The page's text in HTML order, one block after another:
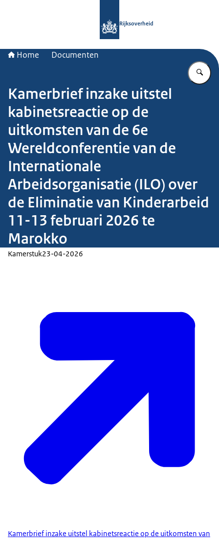
Rijksoverheid
Home Documenten
Kamerbrief inzake uitstel
kabinetsreactie op de
uitkomsten van de 6e
Wereldconferentie van de
Internationale
Arbeidsorganisatie (ILO) over
de Eliminatie van Kinderarbeid
11-13 februari 2026 te
Marokko
Kamerstuk23-04-2026
Kamerbrief inzake uitstel kabinetsreactie op de uitkomsten van